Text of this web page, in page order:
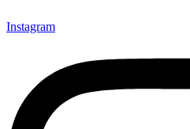
Instagram